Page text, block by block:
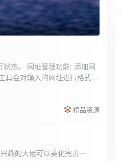
态。 网址管理功能: 添加网
具会对输入的网址进行格式验
网址” 的下拉框，用户可以选
，默认值为 60 秒。开始 /
测，之后按照设置的监测间
测时，如果请求失败，会进
精品资源
趣的大佬可以美化完善一